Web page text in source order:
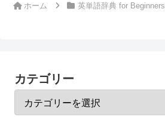
ホーム 英単語辞典 for Beginners
カテゴリー